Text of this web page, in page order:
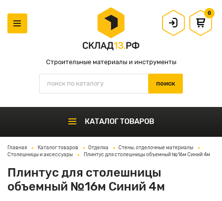
Строительные материалы и инструменты
0
КАТАЛОГ ТОВАРОВ
Главная Каталог товаров Отделка
Стены, отделочные материалы
Столешницы и аксессуары
Плинтус для столешницы объемный №16м Синий 4м
Плинтус для столешницы
объемный №16м Синий 4м